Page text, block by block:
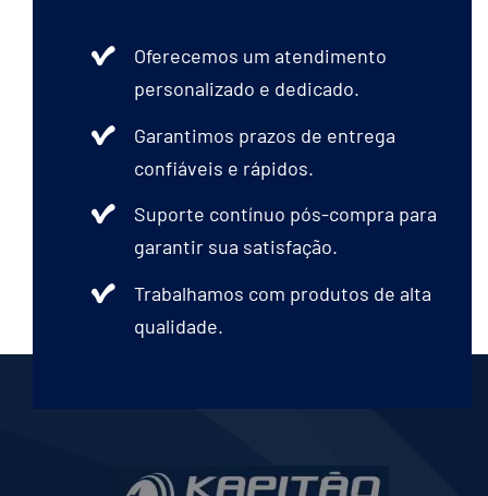
Oferecemos um atendimento
personalizado e dedicado.
Garantimos prazos de entrega
confiáveis e rápidos.
Suporte contínuo pós-compra para
garantir sua satisfação.
Trabalhamos com produtos de alta
qualidade.